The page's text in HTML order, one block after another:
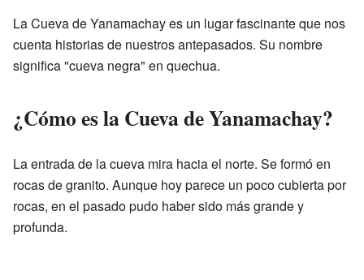
La Cueva de Yanamachay es un lugar fascinante que nos
cuenta historias de nuestros antepasados. Su nombre
significa "cueva negra" en quechua.
¿Cómo es la Cueva de Yanamachay?
La entrada de la cueva mira hacia el norte. Se formó en
rocas de granito. Aunque hoy parece un poco cubierta por
rocas, en el pasado pudo haber sido más grande y
profunda.